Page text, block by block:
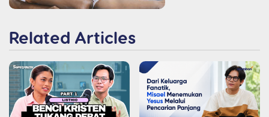
Related Articles